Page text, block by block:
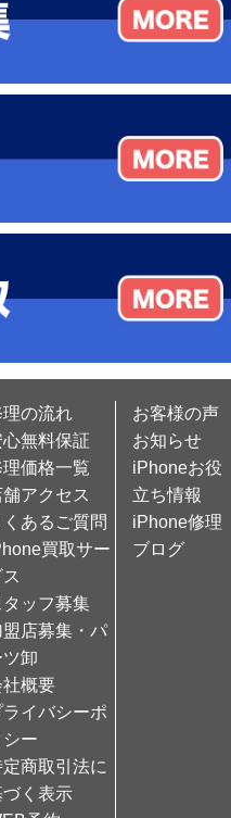
理の流れ
心無料保証
理価格一覧
舗アクセス
くあるご質問
買取サー
ス
タッフ募集
盟店募集・パ
ツ卸
社概要
ライバシーポ
シー
商取引法に
づく表示
お客様の声
お知らせ
iPhoneお役
立ち情報
iPhone修理
ブログ